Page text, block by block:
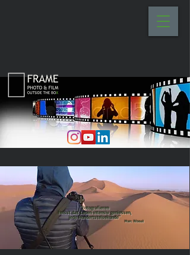
"Fotografieren
heisst das Leben intensiv geniessen,
jede Hundertstelsekunde"
Marc Riboud